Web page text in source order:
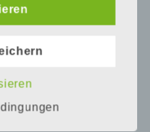
ein
Baby und
einer
für uns geltenden
Mittels dieser
unser
über Art,